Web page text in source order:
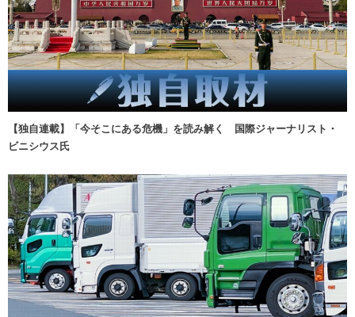
【独自連載】「今そこにある危機」を読み解く 国際ジャーナリスト・
ビニシウス氏